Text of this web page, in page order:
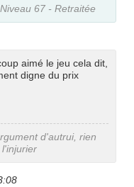
67 - Retraitée
aimé le jeu cela dit,
digne du prix
d'autrui, rien